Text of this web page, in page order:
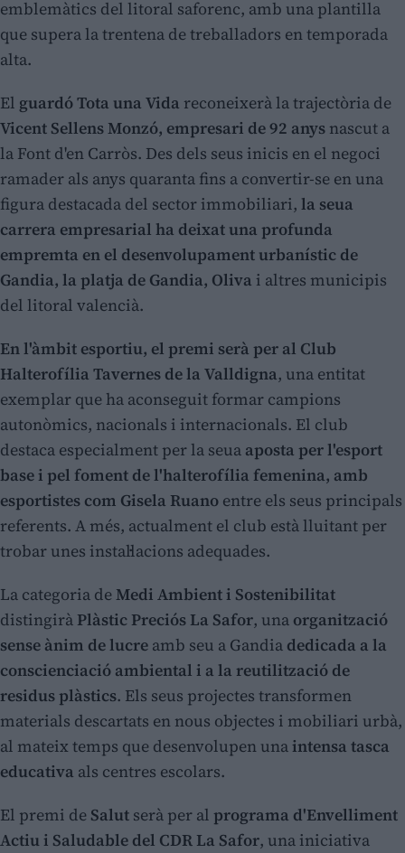
emblemàtics del litoral saforenc, amb una plantilla
que supera la trentena de treballadors en temporada
alta.
El guardó Tota una Vida reconeixerà la trajectòria de
Vicent Sellens Monzó, empresari de 92 anys nascut a
la Font d'en Carròs. Des dels seus inicis en el negoci
ramader als anys quaranta fins a convertir-se en una
figura destacada del sector immobiliari, la seua
carrera empresarial ha deixat una profunda
empremta en el desenvolupament urbanístic de
Gandia, la platja de Gandia, Oliva i altres municipis
del litoral valencià.
En l'àmbit esportiu, el premi serà per al Club
Halterofília Tavernes de la Valldigna, una entitat
exemplar que ha aconseguit formar campions
autonòmics, nacionals i internacionals. El club
destaca especialment per la seua aposta per l'esport
base i pel foment de l'halterofília femenina, amb
esportistes com Gisela Ruano entre els seus principals
referents. A més, actualment el club està lluitant per
trobar unes instal·lacions adequades.
La categoria deMedi Ambient i Sostenibilitat
distingirà Plàstic Preciós La Safor, una organització
sense ànim de lucre amb seu a Gandia dedicada a la
conscienciació ambiental i a la reutilització de
residus plàstics. Els seus projectes transformen
materials descartats en nous objectes i mobiliari urbà,
al mateix temps que desenvolupen unaintensa tasca
educativa als centres escolars.
El premi de Salut serà per al programa d'Envelliment
Actiu i Saludable del CDR La Safor, una iniciativa